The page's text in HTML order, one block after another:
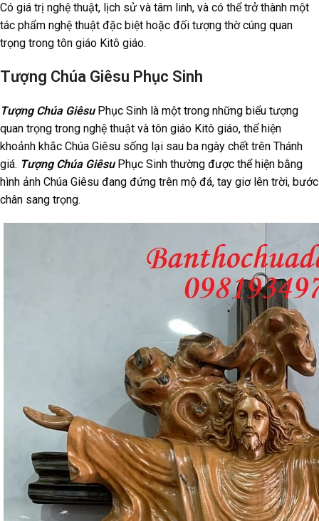
Có giá trị nghệ thuật, lịch sử và tâm linh, và có thể trở thành một
tác phẩm nghệ thuật đặc biệt hoặc đối tượng thờ cúng quan
trọng trong tôn giáo Kitô giáo.
Tượng Chúa Giêsu Phục Sinh
Tượng Chúa GiêsuPhục Sinh là một trong những biểu tượng
quan trọng trong nghệ thuật và tôn giáo Kitô giáo, thể hiện
khoảnh khắc Chúa Giêsu sống lại sau ba ngày chết trên Thánh
giá. Tượng Chúa GiêsuPhục Sinh thường được thể hiện bằng
hình ảnh Chúa Giêsu đang đứng trên mộ đá, tay giơ lên trời, bước
chân sang trọng.